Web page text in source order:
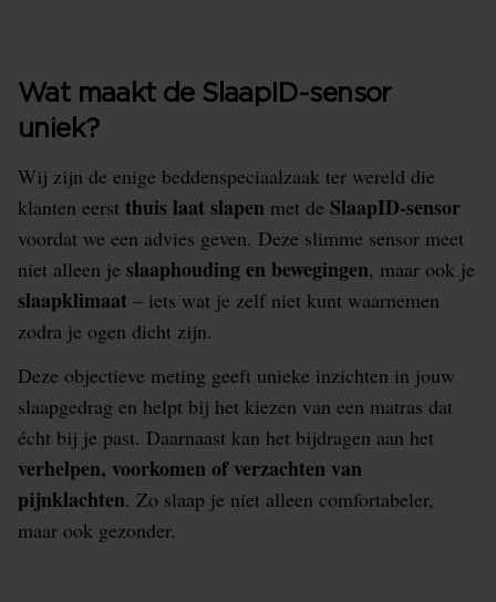
Wat maakt de SlaapID-sensor
uniek?
Wij zijn de enige beddenspeciaalzaak ter wereld die
klanten eerst thuis laat slapen met de SlaapID-sensor
voordat we een advies geven. Deze slimme sensor meet
niet alleen je slaaphouding en bewegingen, maar ook je
slaapklimaat – iets wat je zelf niet kunt waarnemen
zodra je ogen dicht zijn.
Deze objectieve meting geeft unieke inzichten in jouw
slaapgedrag en helpt bij het kiezen van een matras dat
écht bij je past. Daarnaast kan het bijdragen aan het
verhelpen, voorkomen of verzachten van
pijnklachten. Zo slaap je niet alleen comfortabeler,
maar ook gezonder.